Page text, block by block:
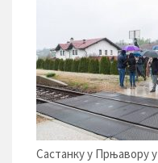
Састанку у Прњавору